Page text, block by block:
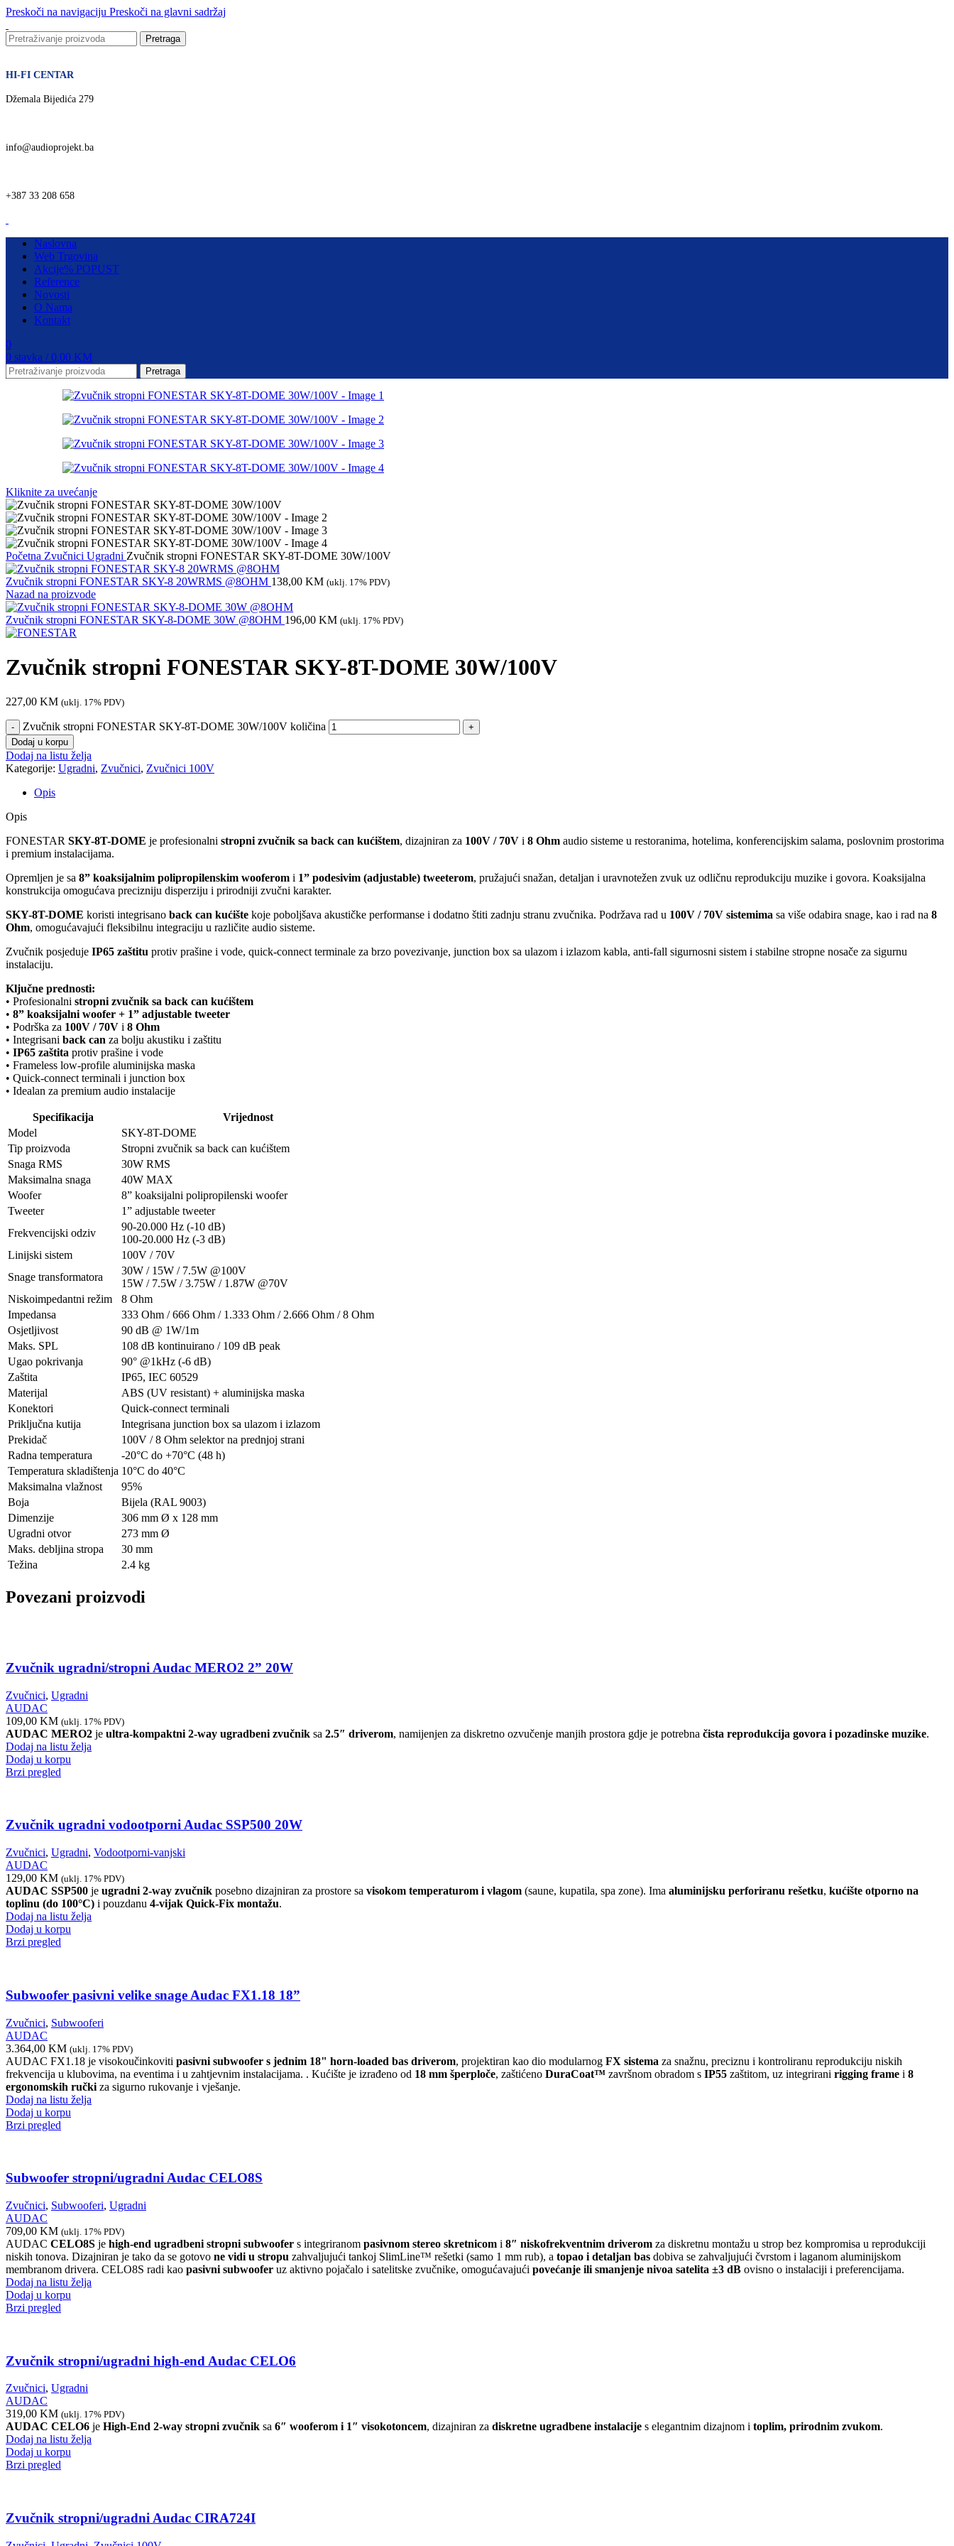
Preskoči na navigaciju Preskoči na glavni sadržaj
Pretraga
HI-FI CENTAR
Džemala Bijedića 279
info@audioprojekt.ba
+387 33 208 658
Naslovna
Web Trgovina
Akcije% POPUST
Reference
Novosti
O Nama
Kontakt
0
0 stavka / 0,00 KM
Pretraga
Kliknite za uvećanje
Početna Zvučnici Ugradni Zvučnik stropni FONESTAR SKY-8T-DOME 30W/100V
Zvučnik stropni FONESTAR SKY-8 20WRMS @8OHM 138,00 KM (uklj. 17% PDV)
Nazad na proizvode
Zvučnik stropni FONESTAR SKY-8-DOME 30W @8OHM 196,00 KM (uklj. 17% PDV)
Zvučnik stropni FONESTAR SKY-8T-DOME 30W/100V
227,00 KM (uklj. 17% PDV)
Zvučnik stropni FONESTAR SKY-8T-DOME 30W/100V količina
Dodaj u korpu
Dodaj na listu želja
Kategorije: Ugradni, Zvučnici, Zvučnici 100V
Opis
Opis
FONESTAR SKY-8T-DOME je profesionalni stropni zvučnik sa back can kućištem, dizajniran za 100V / 70V i 8 Ohm audio sisteme u restoranima, hotelima, konferencijskim salama, poslovnim prostorima
i premium instalacijama.
Opremljen je sa 8” koaksijalnim polipropilenskim wooferom i 1” podesivim (adjustable) tweeterom, pružajući snažan, detaljan i uravnotežen zvuk uz odličnu reprodukciju muzike i govora. Koaksijalna
konstrukcija omogućava precizniju disperziju i prirodniji zvučni karakter.
SKY-8T-DOME koristi integrisano back can kućište koje poboljšava akustičke performanse i dodatno štiti zadnju stranu zvučnika. Podržava rad u 100V / 70V sistemima sa više odabira snage, kao i rad na 8
Ohm, omogućavajući fleksibilnu integraciju u različite audio sisteme.
Zvučnik posjeduje IP65 zaštitu protiv prašine i vode, quick-connect terminale za brzo povezivanje, junction box sa ulazom i izlazom kabla, anti-fall sigurnosni sistem i stabilne stropne nosače za sigurnu
instalaciju.
Ključne prednosti:
• Profesionalni stropni zvučnik sa back can kućištem
• 8” koaksijalni woofer + 1” adjustable tweeter
• Podrška za 100V / 70V i 8 Ohm
• Integrisani back can za bolju akustiku i zaštitu
• IP65 zaštita protiv prašine i vode
• Frameless low-profile aluminijska maska
• Quick-connect terminali i junction box
• Idealan za premium audio instalacije
Specifikacija
Vrijednost
Model
SKY-8T-DOME
Tip proizvoda
Stropni zvučnik sa back can kućištem
Snaga RMS
30W RMS
Maksimalna snaga
40W MAX
Woofer
8” koaksijalni polipropilenski woofer
Tweeter
1” adjustable tweeter
Frekvencijski odziv
90-20.000 Hz (-10 dB)
100-20.000 Hz (-3 dB)
Linijski sistem
100V / 70V
Snage transformatora
30W / 15W / 7.5W @100V
15W / 7.5W / 3.75W / 1.87W @70V
Niskoimpedantni režim
8 Ohm
Impedansa
333 Ohm / 666 Ohm / 1.333 Ohm / 2.666 Ohm / 8 Ohm
Osjetljivost
90 dB @ 1W/1m
Maks. SPL
108 dB kontinuirano / 109 dB peak
Ugao pokrivanja
90° @1kHz (-6 dB)
Zaštita
IP65, IEC 60529
Materijal
ABS (UV resistant) + aluminijska maska
Konektori
Quick-connect terminali
Priključna kutija
Integrisana junction box sa ulazom i izlazom
Prekidač
100V / 8 Ohm selektor na prednjoj strani
Radna temperatura
-20°C do +70°C (48 h)
Temperatura skladištenja 10°C do 40°C
Maksimalna vlažnost
95%
Boja
Bijela (RAL 9003)
Dimenzije
306 mm Ø x 128 mm
Ugradni otvor
273 mm Ø
Maks. debljina stropa
30 mm
Težina
2.4 kg
Povezani proizvodi
Zvučnik ugradni/stropni Audac MERO2 2” 20W
Zvučnici, Ugradni
AUDAC
109,00 KM (uklj. 17% PDV)
AUDAC MERO2 je ultra-kompaktni 2-way ugradbeni zvučnik sa 2.5″ driverom, namijenjen za diskretno ozvučenje manjih prostora gdje je potrebna čista reprodukcija govora i pozadinske muzike.
Dodaj na listu želja
Dodaj u korpu
Brzi pregled
Zvučnik ugradni vodootporni Audac SSP500 20W
Zvučnici, Ugradni, Vodootporni-vanjski
AUDAC
129,00 KM (uklj. 17% PDV)
AUDAC SSP500 je ugradni 2-way zvučnik posebno dizajniran za prostore sa visokom temperaturom i vlagom (saune, kupatila, spa zone). Ima aluminijsku perforiranu rešetku, kućište otporno na
toplinu (do 100°C) i pouzdanu 4-vijak Quick-Fix montažu.
Dodaj na listu želja
Dodaj u korpu
Brzi pregled
Subwoofer pasivni velike snage Audac FX1.18 18”
Zvučnici, Subwooferi
AUDAC
3.364,00 KM (uklj. 17% PDV)
AUDAC FX1.18 je visokoučinkoviti pasivni subwoofer s jednim 18" horn-loaded bas driverom, projektiran kao dio modularnog FX sistema za snažnu, preciznu i kontroliranu reprodukciju niskih
frekvencija u klubovima, na eventima i u zahtjevnim instalacijama. . Kućište je izrađeno od 18 mm šperploče, zaštićeno DuraCoat™ završnom obradom s IP55 zaštitom, uz integrirani rigging frame i 8
ergonomskih ručki za sigurno rukovanje i vješanje.
Dodaj na listu želja
Dodaj u korpu
Brzi pregled
Subwoofer stropni/ugradni Audac CELO8S
Zvučnici, Subwooferi, Ugradni
AUDAC
709,00 KM (uklj. 17% PDV)
AUDAC CELO8S je high-end ugradbeni stropni subwoofer s integriranom pasivnom stereo skretnicom i 8″ niskofrekventnim driverom za diskretnu montažu u strop bez kompromisa u reprodukciji
niskih tonova. Dizajniran je tako da se gotovo ne vidi u stropu zahvaljujući tankoj SlimLine™ rešetki (samo 1 mm rub), a topao i detaljan bas dobiva se zahvaljujući čvrstom i laganom aluminijskom
membranom drivera. CELO8S radi kao pasivni subwoofer uz aktivno pojačalo i satelitske zvučnike, omogućavajući povećanje ili smanjenje nivoa satelita ±3 dB ovisno o instalaciji i preferencijama.
Dodaj na listu želja
Dodaj u korpu
Brzi pregled
Zvučnik stropni/ugradni high-end Audac CELO6
Zvučnici, Ugradni
AUDAC
319,00 KM (uklj. 17% PDV)
AUDAC CELO6 je High-End 2-way stropni zvučnik sa 6″ wooferom i 1″ visokotoncem, dizajniran za diskretne ugradbene instalacije s elegantnim dizajnom i toplim, prirodnim zvukom.
Dodaj na listu želja
Dodaj u korpu
Brzi pregled
Zvučnik stropni/ugradni Audac CIRA724I